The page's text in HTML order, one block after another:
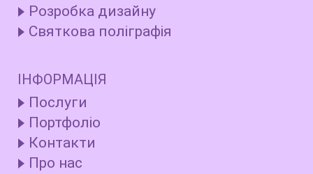
Розробка дизайну
Святкова поліграфія
ІНФОРМАЦІЯ
Послуги
Портфоліо
Контакти
Про нас